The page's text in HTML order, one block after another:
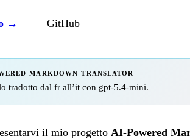
→ GitHub
MARKDOWN-TRANSLATOR
tradotto dal fr all’it con gpt-5.4-mini.
il mio progetto AI-Powered